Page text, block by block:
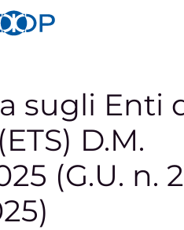
sugli Enti
D.M.
(G.U. n.